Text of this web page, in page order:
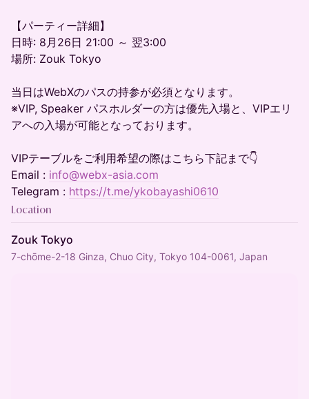
【パーティー詳細】
日時: 8月26日 21:00 ～ 翌3:00
場所: Zouk Tokyo
当日はWebXのパスの持参が必須となります。
※VIP, Speaker パスホルダーの方は優先入場と、VIPエリ
アへの入場が可能となっております。
VIPテーブルをご利用希望の際はこちら下記まで👇
Email : info@webx-asia.com
Telegram : https://t.me/ykobayashi0610
Location
Zouk Tokyo
7-chōme-2-18 Ginza, Chuo City, Tokyo 104-0061, Japan